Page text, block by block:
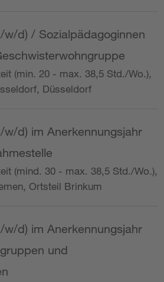
w/d) / Sozialpädagoginnen
(min. 20 - max. 38,5 Std./Wo.),
Düsseldorf
w/d) im Anerkennungsjahr
(mind. 30 - max. 38,5 Std./Wo.),
Ortsteil Brinkum
w/d) im Anerkennungsjahr
und